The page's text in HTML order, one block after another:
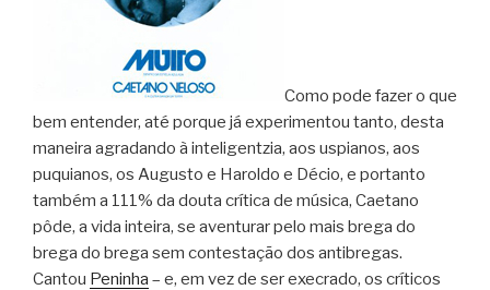
Como pode fazer o que
bem entender, até porque já experimentou tanto, desta
maneira agradando à inteligentzia, aos uspianos, aos
puquianos, os Augusto e Haroldo e Décio, e portanto
também a 111% da douta crítica de música, Caetano
pôde, a vida inteira, se aventurar pelo mais brega do
brega do brega sem contestação dos antibregas.
Cantou Peninha – e, em vez de ser execrado, os críticos